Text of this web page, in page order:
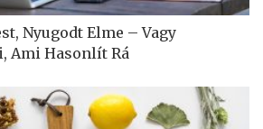
Nyugodt Elme – Vagy
Ami Hasonlít Rá